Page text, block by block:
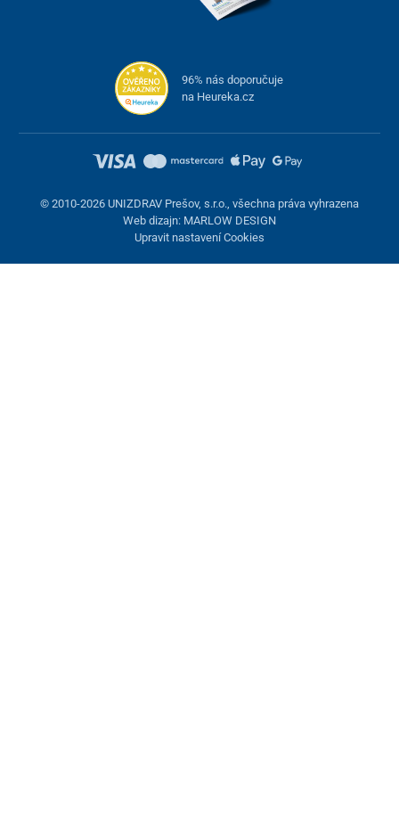
96% nás doporučuje
na Heureka.cz
© 2010-2026 UNIZDRAV Prešov, s.r.o., všechna práva vyhrazena
Web dizajn: MARLOW DESIGN
Upravit nastavení Cookies